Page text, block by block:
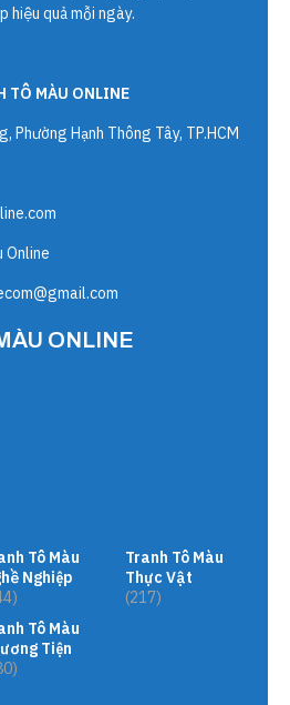
hiệu quả mỗi ngày.
TÔ MÀU ONLINE
Phường Hạnh Thông Tây, TP.HCM
Online
ONLINE
Tô Màu
Nghiệp
Tô Màu
Tiện
Tranh Tô Màu
Thực Vật
(217)